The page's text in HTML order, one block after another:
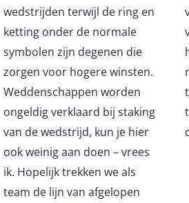
wedstrijden terwijl de ring en
ketting onder de normale
symbolen zijn degenen die
zorgen voor hogere winsten.
Weddenschappen worden
ongeldig verklaard bij staking
van de wedstrijd, kun je hier
ook weinig aan doen – vrees
ik. Hopelijk trekken we als
team de lijn van afgelopen